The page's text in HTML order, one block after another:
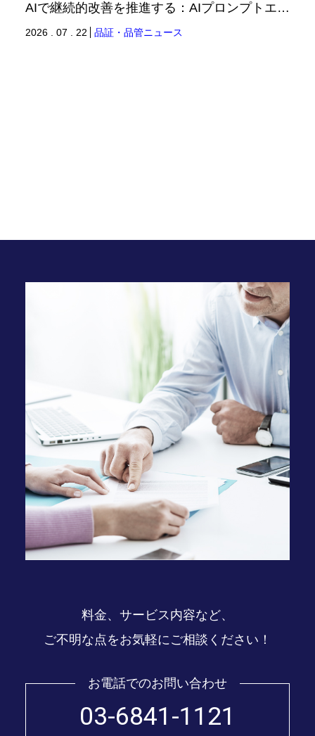
AIで継続的改善を推進する：AIプロンプトエンジニアリングへの品質思考の適用-2（品証品管ニュース）
2026 . 07 . 22 品証・品管ニュース
料金、サービス内容など、
ご不明な点をお気軽にご相談ください！
お電話でのお問い合わせ
03-6841-1121